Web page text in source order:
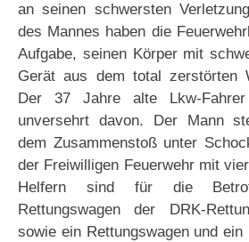
an seinen schwersten
des Mannes haben die
Aufgabe, seinen Körper mit
Gerät aus dem total zerstörten
Der 37 Jahre alte Lkw-
unversehrt davon. Der Mann
dem Zusammenstoß unter
der Freiwilligen Feuerwehr mit
Helfern sind für die
Rettungswagen der DRK-
sowie ein Rettungswagen und